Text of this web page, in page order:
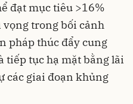
đạt mục tiêu >16%
trong bối cảnh
pháp thúc đẩy cung
tiếp tục hạ mặt bằng lãi
các giai đoạn khủng